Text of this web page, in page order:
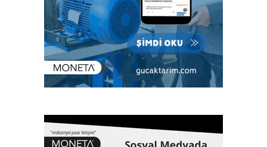
“Günümüzde Türk Loydu, denizcilik sektörü başta olmak
üzere enerjiden imalata, savunma sanayiinden lojistiğe
kadar tüm sektörlerde; klaslama, denetim, kalite yönetim
ve ileri mühendislik gibi birçok alanda hizmet veriyor. Çok
sayıda bilimsel ve teknik konferanslarda yer almanın yanı
sıra aynı zamanda eğitimler veriyor, çok sayıda öğrenciye
3000 adet geminin klaslama hizmetinin yanı sıra, Türkiye
ekonomisinin can damarı olan dünyaya mal olmuş projelere